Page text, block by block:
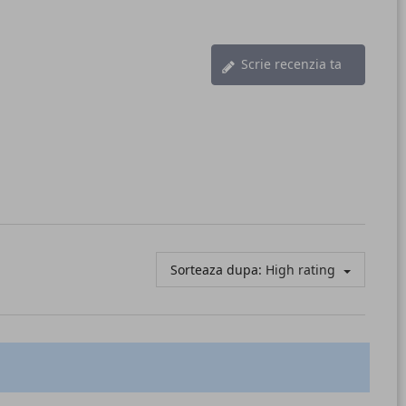
Scrie recenzia ta
Sorteaza dupa: High rating